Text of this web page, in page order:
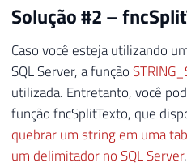
36
38
39
40
41
42
43
@QueryCreate
WHILE(@Contador
BEGIN
SET
SET
Solução #2 –
Caso você esteja utilizando
SQL Server, a função
utilizada. Entretanto, você
função fncSplitTexto, que
quebrar um string em uma
um delimitador no SQL Server.